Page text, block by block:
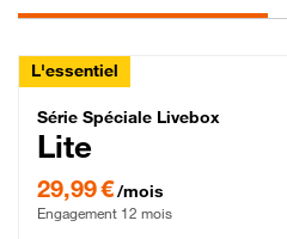
L'essentiel
Série Spéciale
Série Spéciale Livebox
Lite
29,99 €/mois
Engagement 12 mois